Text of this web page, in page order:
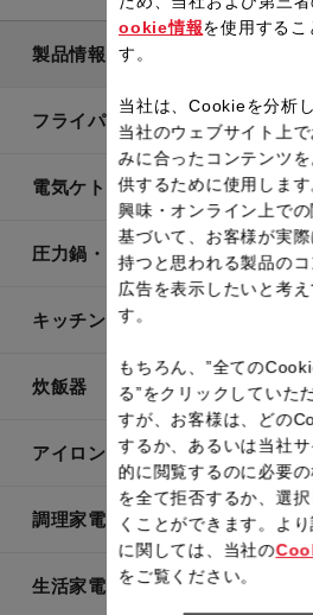
製品情報
フライパン・鍋
電気ケトル
圧力鍋・電気圧力鍋
キッチン用品
炊飯器
アイロン・衣類スチーマー
調理家電
生活家電
ookie情報を使用するこ
す。
当社は、Cookieを分析
当社のウェブサイト上
みに合ったコンテンツ
供するために使用しま
興味・オンライン上で
基づいて、お客様が実
持つと思われる製品の
広告を表示したいと考え
す。
もちろん、”全ての
る”をクリックしていた
すが、お客様は、どの
するか、あるいは当社
的に閲覧するのに必要
を全て拒否するか、選
くことができます。よ
に関しては、当社の
をご覧ください。